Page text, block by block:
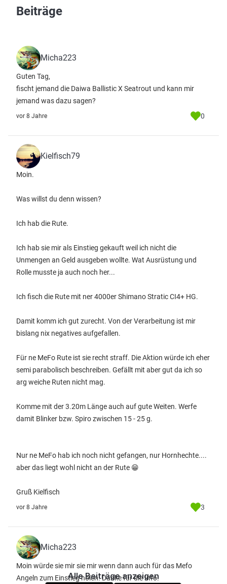
Beiträge
Micha223
Guten Tag,
fischt jemand die Daiwa Ballistic X Seatrout und kann mir
jemand was dazu sagen?
vor 8 Jahre 0
Kielfisch79
Moin.
Was willst du denn wissen?
Ich hab die Rute.
Ich hab sie mir als Einstieg gekauft weil ich nicht die
Unmengen an Geld ausgeben wollte. Wat Ausrüstung und
Rolle musste ja auch noch her...
Ich fisch die Rute mit ner 4000er Shimano Stratic CI4+ HG.
Damit komm ich gut zurecht. Von der Verarbeitung ist mir
bislang nix negatives aufgefallen.
Für ne MeFo Rute ist sie recht straff. Die Aktion würde ich eher
semi parabolisch beschreiben. Gefällt mit aber gut da ich so
arg weiche Ruten nicht mag.
Komme mit der 3.20m Länge auch auf gute Weiten. Werfe
damit Blinker bzw. Spiro zwischen 15 - 25 g.
Nur ne MeFo hab ich noch nicht gefangen, nur Hornhechte....
aber das liegt wohl nicht an der Rute 😁
Gruß Kielfisch
vor 8 Jahre 3
Micha223
Moin würde sie mir sie mir wenn dann auch für das Mefo
Angeln zum Einstieg holen. Danke für die Info.
Alle Beiträge anzeigen